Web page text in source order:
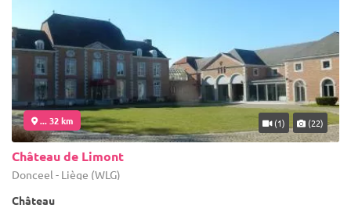
... 32 km (1) (22)
Château de Limont
Donceel - Liège (WLG)
Château